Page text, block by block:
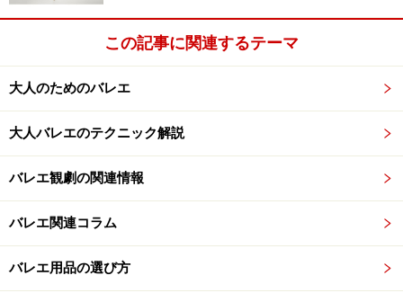
の軸に沿うように、上半身になるべく近づける必要があ
ります。昔物理で習ったモーメントのことです。腕が上
半身から離れるとモーメントが大きくなってしまうの
で、回転の軸がぶれてしまいます。テコの原理と同様で
す。腕を上半身に近づけるというのは、物理的に理にか
なった回り方となります。
アン・オーは 「上に」 という意味です。5番のアン・ナ
ヴァンの位置から腕を頭の上まで上げます。上に上がっ
ても腕の使い方はアン・バとまったく同じです。指先の
位置は真上ではなく、頭よりも少し前に置きます。とこ
この記事に関連するテーマ
大人のためのバレエ
大人バレエのテクニック解説
バレエ観劇の関連情報
バレエ関連コラム
バレエ用品の選び方